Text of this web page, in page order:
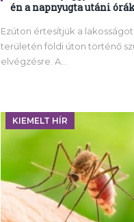
én a napnyugta utáni
Ezúton értesítjük a
területén földi úton történő
elvégzésre. A…
KIEMELT HÍR